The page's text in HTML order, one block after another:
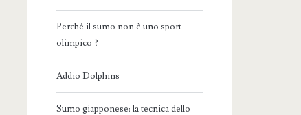
Perché il sumo non è uno sport
olimpico ?
Addio Dolphins
Sumo giapponese: la tecnica dello